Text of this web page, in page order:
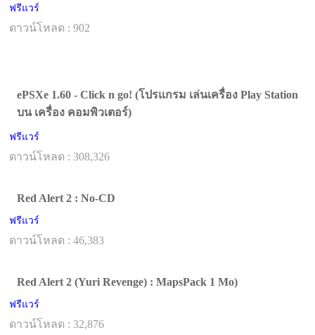
ฟรีแวร์
ดาวน์โหลด : 902
ePSXe 1.60 - Click n go! (โปรแกรม เล่นเครื่อง Play Station
บน เครื่อง คอมพิวเตอร์)
ฟรีแวร์
ดาวน์โหลด : 308,326
Red Alert 2 : No-CD
ฟรีแวร์
ดาวน์โหลด : 46,383
Red Alert 2 (Yuri Revenge) : MapsPack 1 Mo)
ฟรีแวร์
ดาวน์โหลด : 32,876